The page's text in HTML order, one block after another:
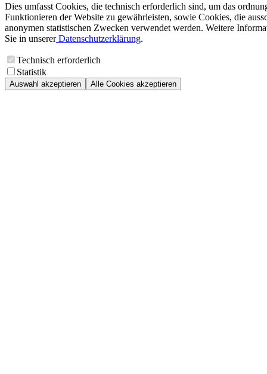
Dies umfasst Cookies, die technisch erforderlich sind, um das
Funktionieren der Website zu gewährleisten, sowie Cookies, die
anonymen statistischen Zwecken verwendet werden. Weitere
Sie in unsererDatenschutzerklärung.
Technisch erforderlich
Statistik
Auswahl akzeptieren Alle Cookies akzeptieren